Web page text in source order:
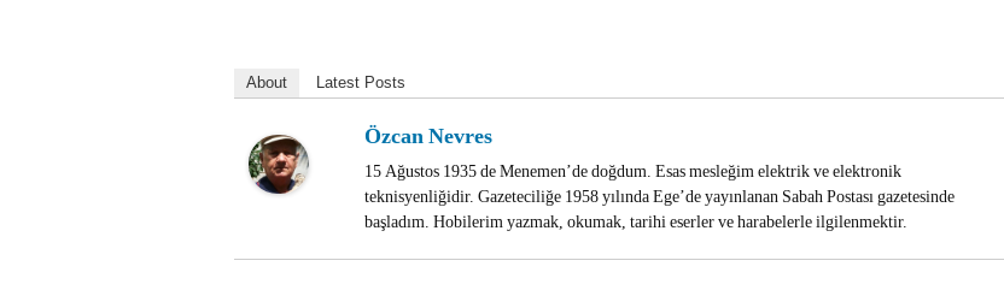
About Latest Posts
Özcan Nevres
15 Ağustos 1935 de Menemen’de doğdum. Esas mesleğim elektrik ve elektronik
teknisyenliğidir. Gazeteciliğe 1958 yılında Ege’de yayınlanan Sabah Postası gazetesinde
başladım. Hobilerim yazmak, okumak, tarihi eserler ve harabelerle ilgilenmektir.